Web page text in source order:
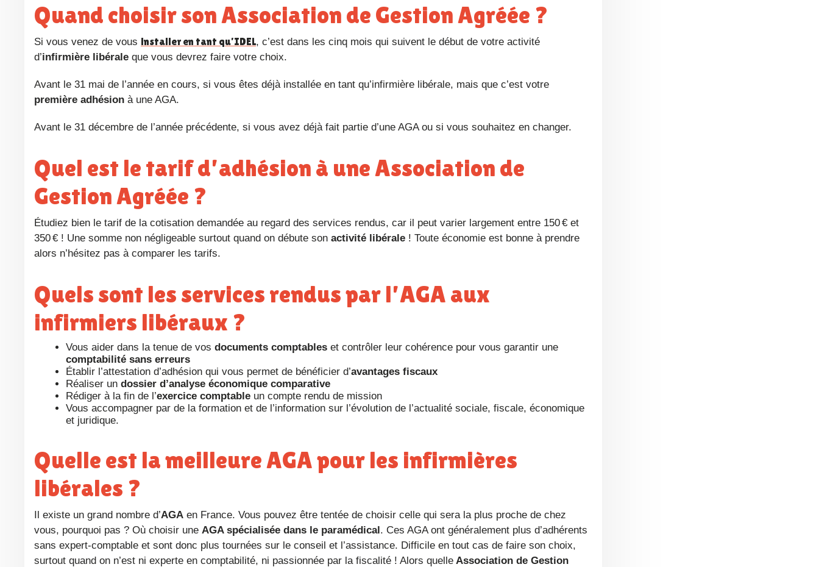
Quand choisir son Association de Gestion Agréée ?
Si vous venez de vous installer en tant qu’IDEL, c’est dans les cinq mois qui suivent le début de votre activité
d’infirmière libérale que vous devrez faire votre choix.
Avant le 31 mai de l’année en cours, si vous êtes déjà installée en tant qu’infirmière libérale, mais que c’est votre
première adhésion à une AGA.
Avant le 31 décembre de l’année précédente, si vous avez déjà fait partie d’une AGA ou si vous souhaitez en changer.
Quel est le tarif d’adhésion à une Association de
Gestion Agréée ?
Étudiez bien le tarif de la cotisation demandée au regard des services rendus, car il peut varier largement entre 150 € et
350 € ! Une somme non négligeable surtout quand on débute son activité libérale ! Toute économie est bonne à prendre
alors n’hésitez pas à comparer les tarifs.
Quels sont les services rendus par l’AGA aux
infirmiers libéraux ?
Vous aider dans la tenue de vos documents comptables et contrôler leur cohérence pour vous garantir une
comptabilité sans erreurs
Établir l’attestation d’adhésion qui vous permet de bénéficier d’avantages fiscaux
Réaliser un dossier d’analyse économique comparative
Rédiger à la fin de l’exercice comptable un compte rendu de mission
Vous accompagner par de la formation et de l’information sur l’évolution de l’actualité sociale, fiscale, économique
et juridique.
Quelle est la meilleure AGA pour les infirmières
libérales ?
Il existe un grand nombre d’AGA en France. Vous pouvez être tentée de choisir celle qui sera la plus proche de chez
vous, pourquoi pas ? Où choisir une AGA spécialisée dans le paramédical. Ces AGA ont généralement plus d’adhérents
sans expert-comptable et sont donc plus tournées sur le conseil et l’assistance. Difficile en tout cas de faire son choix,
surtout quand on n’est ni experte en comptabilité, ni passionnée par la fiscalité ! Alors quelle Association de Gestion